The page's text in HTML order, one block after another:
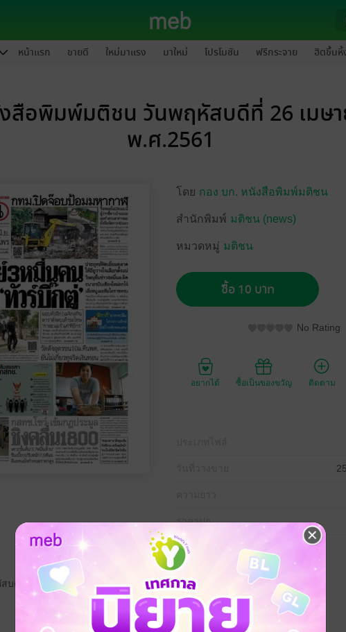
หน้าแรก ขายดี ใหม่มาแรง มาใหม่ โปรโมชัน ฟรีกระจาย ฮิตขึ้นหิ้
สือพิมพ์มติชน วันพฤหัสบดีที่ 26 เมษ
พ.ศ.2561
โดย กอง บก. หนังสือพิมพ์มติชน
สำนักพิมพ์ มติชน (news)
หมวดหมู่ มติชน
ซื้อ 10 บาท
No Rating
อยากได้ ซื้อเป็นของขวัญ ติดตาม
ราคาปก
ดีที่ 26 เมษายน พ.ศ.2561